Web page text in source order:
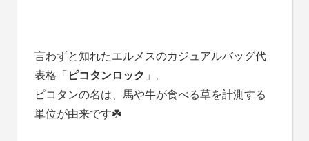
言わずと知れたエルメスのカジュアルバッグ代
表格「 ピコタンロック 」。
ピコタンの名は、馬や牛が食べる草を計測する
単位が由来です☘️